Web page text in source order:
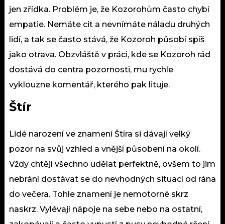
jen zřídka. Problém je, že Kozorohům často chybí
empatie. Nemáte cit a nevnímáte náladu druhých
lidí, a tak se často stává, že Kozoroh působí spíš
jako otrava. Obzvláště v práci, kde se Kozoroh rád
dostává do centra pozornosti, mu rychle
vyklouzne komentář, kterého pak lituje.
Štír
Lidé narození ve znamení Štíra si dávají velký
pozor na svůj vzhled a vnější působení na okolí.
Vždy chtějí všechno udělat perfektně, ovšem to jim
nebrání dostávat se do nevhodných situací od rána
do večera. Tohle znamení je nemotorné skrz
naskrz. Vylévají nápoje na sebe nebo na ostatní,